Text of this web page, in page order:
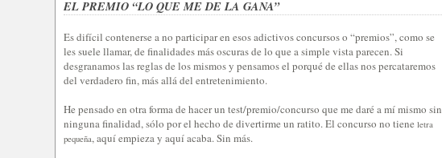
EL PREMIO “LO QUE ME DE LA GANA”
Es difícil contenerse a no participar en esos adictivos concursos o “premios”, como se
les suele llamar, de finalidades más oscuras de lo que a simple vista parecen. Si
desgranamos las reglas de los mismos y pensamos el porqué de ellas nos percataremos
del verdadero fin, más allá del entretenimiento.
He pensado en otra forma de hacer un test/premio/concurso que me daré a mí mismo sin
ninguna finalidad, sólo por el hecho de divertirme un ratito. El concurso no tiene letra
pequeña, aquí empieza y aquí acaba. Sin más.